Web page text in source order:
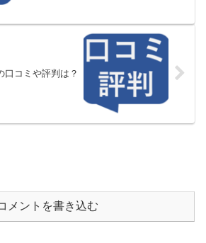
口コミや評判は？
メントを書き込む